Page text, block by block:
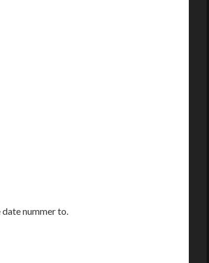
nummer to.